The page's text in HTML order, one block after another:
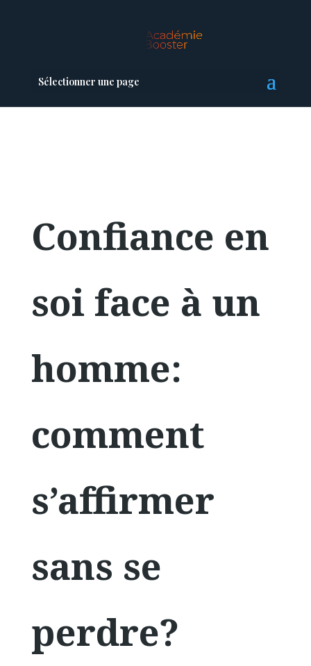
Sélectionner une page
Confiance en
soi face à un
homme:
comment
s’affirmer
sans se
perdre?